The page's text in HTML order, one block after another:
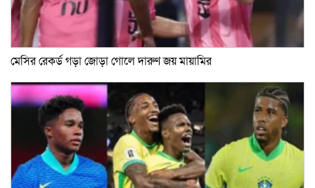
মেসির রেকর্ড গড়া জোড়া গোলে দারুণ জয় মায়ামির